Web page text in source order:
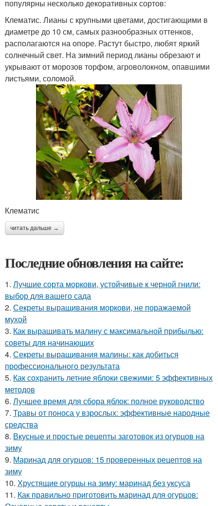
популярны несколько декоративных сортов:
Клематис. Лианы с крупными цветами, достигающими в
диаметре до 10 см, самых разнообразных оттенков,
располагаются на опоре. Растут быстро, любят яркий
солнечный свет. На зимний период лианы обрезают и
укрывают от морозов торфом, агроволокном, опавшими
листьями, соломой.
Клематис
читать дальше →
Последние обновления на сайте:
1. Лучшие сорта моркови, устойчивые к черной гнили:
выбор для вашего сада
2. Секреты выращивания моркови, не поражаемой
мухой
3. Как выращивать малину с максимальной прибылью:
советы для начинающих
4. Секреты выращивания малины: как добиться
профессионального результата
5. Как сохранить летние яблоки свежими: 5 эффективных
методов
6. Лучшее время для сбора яблок: полное руководство
7. Травы от поноса у взрослых: эффективные народные
средства
8. Вкусные и простые рецепты заготовок из огурцов на
зиму
9. Маринад для огурцов: 15 проверенных рецептов на
зиму
10. Хрустящие огурцы на зиму: маринад без уксуса
11. Как правильно приготовить маринад для огурцов: